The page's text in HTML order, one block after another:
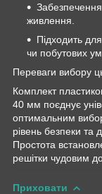
живлення.
Підходить
чи побутових
Переваги вибору
Комплект
40 мм поєднує
оптимальним
рівень безпеки та
Простота
решітки чудовим
Приховати